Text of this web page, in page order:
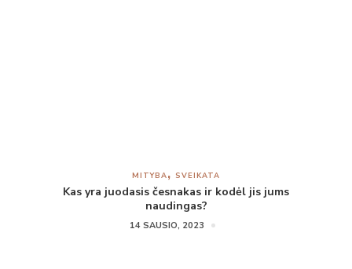
MITYBA SVEIKATA
Kas yra juodasis česnakas ir kodėl jis jums
naudingas?
14 SAUSIO, 2023